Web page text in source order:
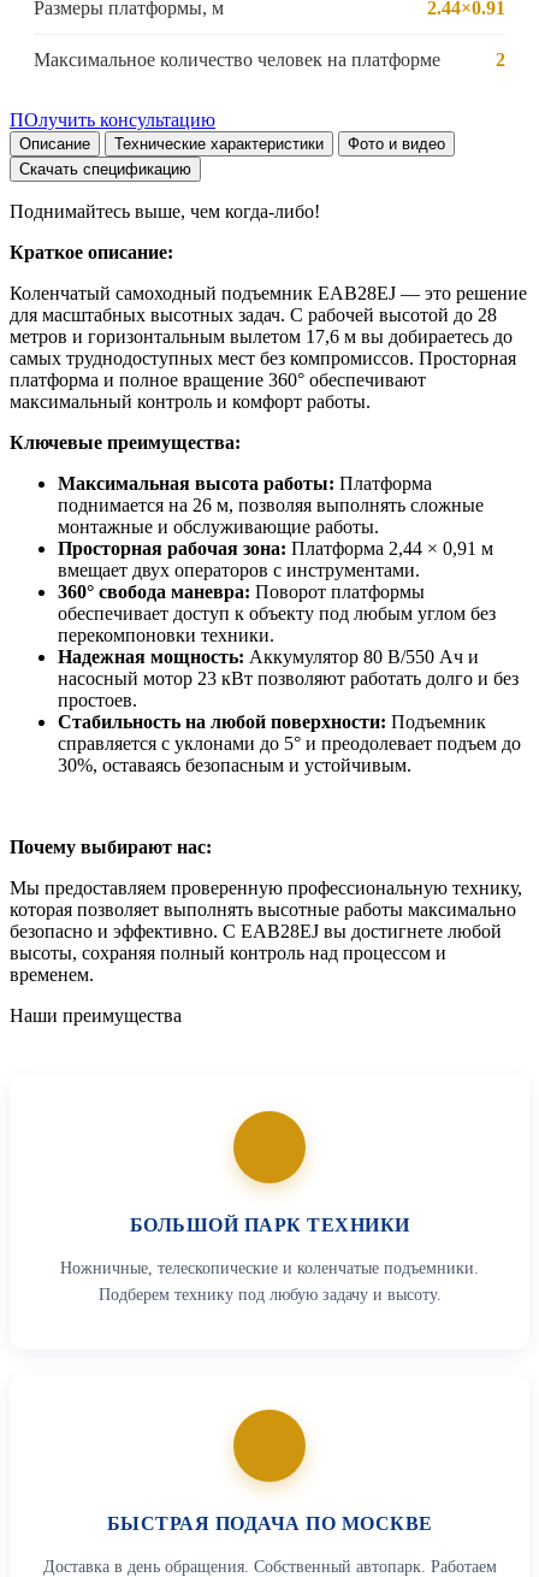
Размеры платформы, м 2.44×0.91
Максимальное количество человек на платформе 2
ПОлучить консультацию
Описание Технические характеристики
Фото и видео
Скачать спецификацию
Поднимайтесь выше, чем когда-либо!
Краткое описание:
Коленчатый самоходный подъемник EAB28EJ — это решение
для масштабных высотных задач. С рабочей высотой до 28
метров и горизонтальным вылетом 17,6 м вы добираетесь до
самых труднодоступных мест без компромиссов. Просторная
платформа и полное вращение 360° обеспечивают
максимальный контроль и комфорт работы.
Ключевые преимущества:
Максимальная высота работы: Платформа
поднимается на 26 м, позволяя выполнять сложные
монтажные и обслуживающие работы.
Просторная рабочая зона: Платформа 2,44 × 0,91 м
вмещает двух операторов с инструментами.
360° свобода маневра: Поворот платформы
обеспечивает доступ к объекту под любым углом без
перекомпоновки техники.
Надежная мощность: Аккумулятор 80 В/550 Ач и
насосный мотор 23 кВт позволяют работать долго и без
простоев.
Стабильность на любой поверхности: Подъемник
справляется с уклонами до 5° и преодолевает подъем до
30%, оставаясь безопасным и устойчивым.
Почему выбирают нас:
Мы предоставляем проверенную профессиональную технику,
которая позволяет выполнять высотные работы максимально
безопасно и эффективно. С EAB28EJ вы достигнете любой
высоты, сохраняя полный контроль над процессом и
временем.
Наши преимущества
БОЛЬШОЙ ПАРК ТЕХНИКИ
Ножничные, телескопические и коленчатые подъемники.
Подберем технику под любую задачу и высоту.
БЫСТРАЯ ПОДАЧА ПО МОСКВЕ
Доставка в день обращения. Собственный автопарк. Работаем